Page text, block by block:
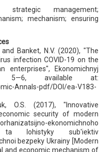
strategic management;
mechanism; ensuring
Banket, N.V. (2020), "The
infection COVID-19 on the
enterprises", Ekonomichnyj
available at:
Annals-pdf/DOI/ea-V183-
O.S. (2017), "Innovative
security of modern
ekonomichnoho
ta lohistyky sub'iektiv
bezpeky Ukrainy [Modern
and economic mechanism of